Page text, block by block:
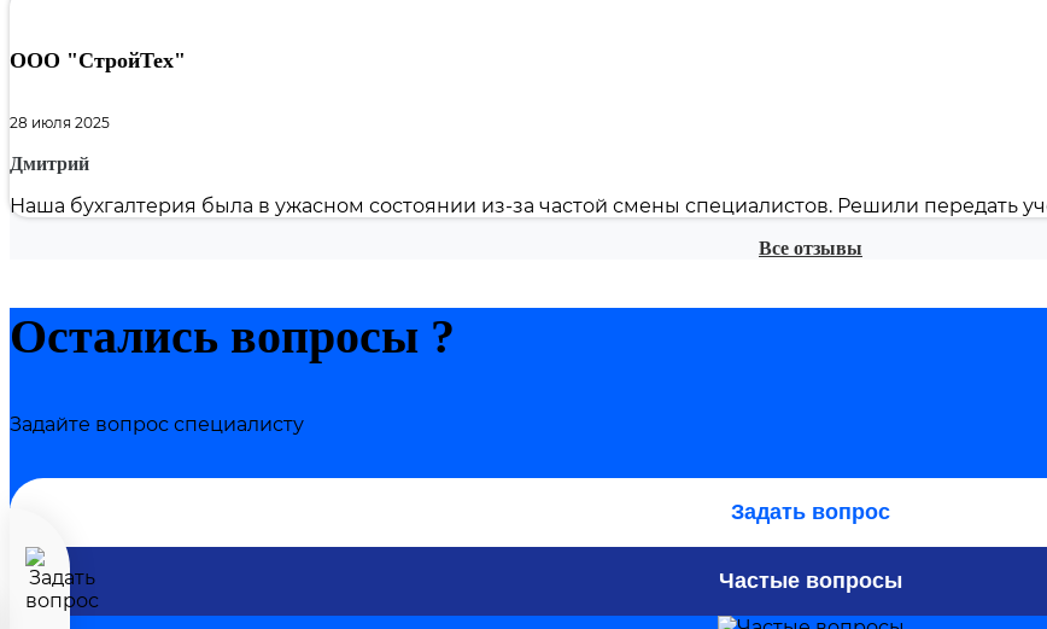
ООО "СтройТех"
28 июля 2025
Дмитрий
Наша бухгалтерия была в ужасном состоянии из-за частой смены специалистов. Решили передать
Все отзывы
Остались вопросы ?
Задайте вопрос специалисту
Задать вопрос
Частые вопросы